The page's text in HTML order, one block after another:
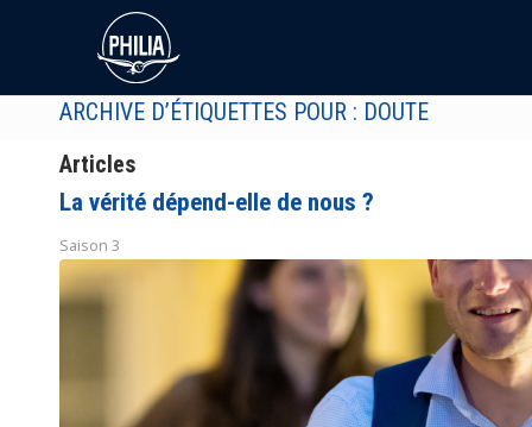
ARCHIVE D’ÉTIQUETTES POUR : DOUTE
Articles
La vérité dépend-elle de nous ?
Saison 3